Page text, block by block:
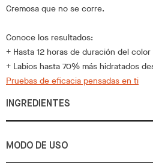
Cremosa que no se corre.
Conoce los resultados:
+ Hasta 12 horas de duración del
+ Labios hasta 70% más hidratados
Pruebas de eficacia pensadas en ti
INGREDIENTES
MODO DE USO